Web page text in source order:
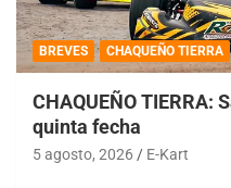
BREVES CHAQUEÑO TIERRA
CHAQUEÑO TIERRA:
quinta fecha
5 agosto, 2026 E-Kart